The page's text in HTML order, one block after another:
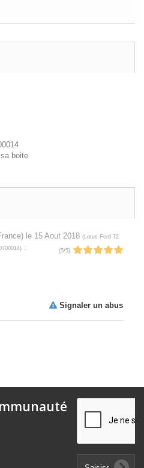
boite
le 15 Aout 2018 (Lotus Ford 72
) : (5/5)
Signaler un abus